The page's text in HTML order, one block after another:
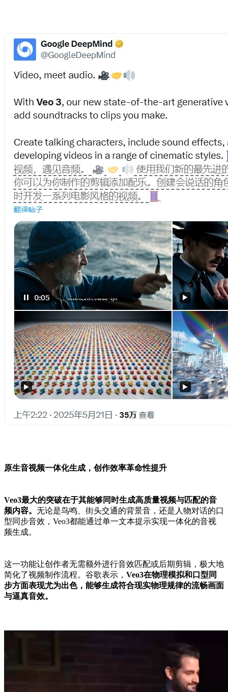
原生音视频一体化生成，创作效率革命性提升
Veo3最大的突破在于其能够同时生成高质量视频与匹配的音
频内容。 无论是鸟鸣、街头交通的背景音，还是人物对话的口
型同步音效，Veo3都能通过单一文本提示实现一体化的音视
频生成。
这一功能让创作者无需额外进行音效匹配或后期剪辑，极大地
简化了视频制作流程。谷歌表示， Veo3在物理模拟和口型同
步方面表现尤为出色，能够生成符合现实物理规律的流畅画面
与逼真音效。